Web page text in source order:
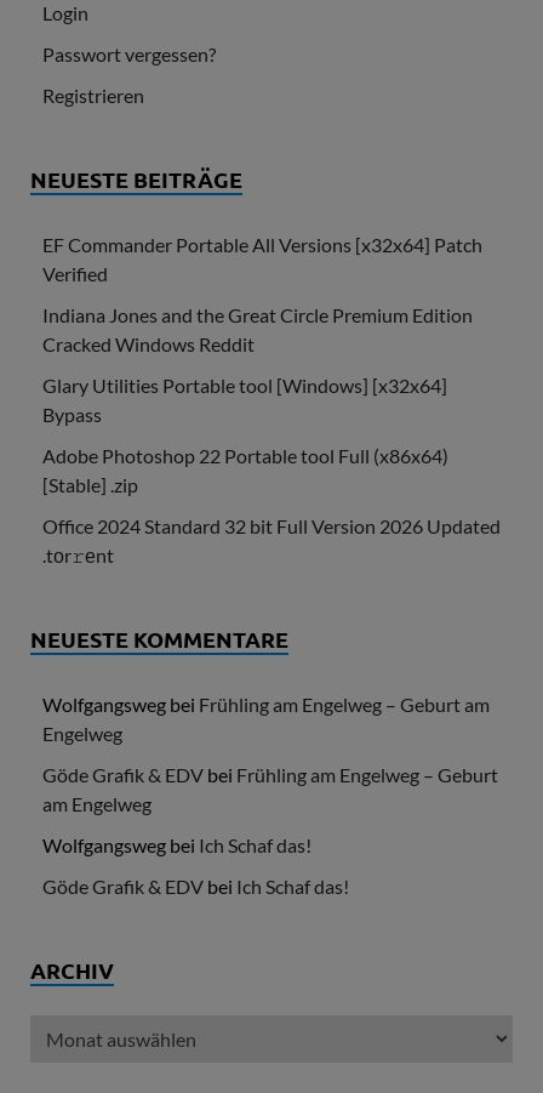
Login
Passwort vergessen?
Registrieren
NEUESTE BEITRÄGE
EF Commander Portable All Versions [x32x64] Patch
Verified
Indiana Jones and the Great Circle Premium Edition
Cracked Windows Reddit
Glary Utilities Portable tool [Windows] [x32x64]
Bypass
Adobe Photoshop 22 Portable tool Full (x86x64)
[Stable] .zip
Office 2024 Standard 32 bit Full Version 2026 Updated
.tоr𝚛еnt
NEUESTE KOMMENTARE
Wolfgangsweg bei Frühling am Engelweg – Geburt am
Engelweg
Göde Grafik & EDV bei Frühling am Engelweg – Geburt
am Engelweg
Wolfgangsweg bei Ich Schaf das!
Göde Grafik & EDV bei Ich Schaf das!
ARCHIV